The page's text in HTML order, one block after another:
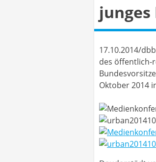
17.10.2014/
des öffentlich-
Oktober 2014